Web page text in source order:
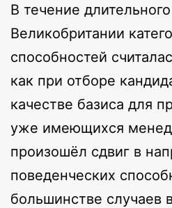
В течение
Великобритании
способностей
как при отборе
качестве базиса для
уже имеющихся
произошёл сдвиг в
поведенческих
большинстве случаев